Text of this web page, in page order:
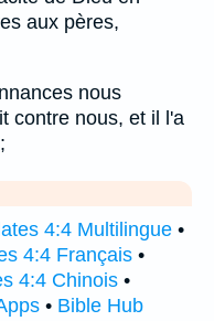
aux pères,
nous
contre nous, et il l'a
4:4 Multilingue •
4:4 Français •
4:4 Chinois •
• Bible Hub